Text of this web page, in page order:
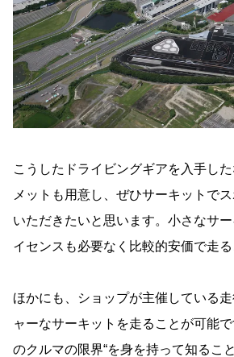
こうしたドライビングギアを入手し
メットも用意し、ぜひサーキットで
いただきたいと思います。小さなサ
イセンスも必要なく比較的安価で走る
ほかにも、ショップが主催している
ャーなサーキットを走ることが可能
のクルマの限界“を身を持って知るこ